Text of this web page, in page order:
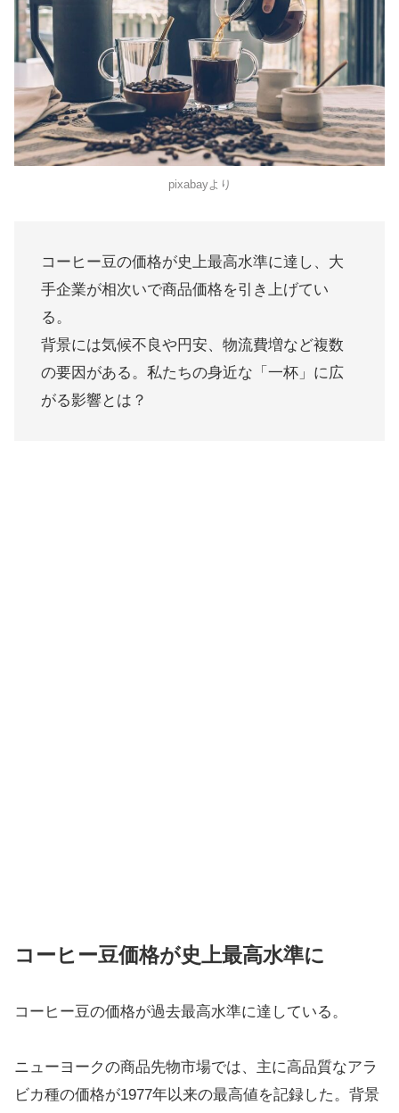
pixabayより
コーヒー豆の価格が史上最高水準に達し、大
手企業が相次いで商品価格を引き上げてい
る。
背景には気候不良や円安、物流費増など複数
の要因がある。私たちの身近な「一杯」に広
がる影響とは？
コーヒー豆価格が史上最高水準に
コーヒー豆の価格が過去最高水準に達している。
ニューヨークの商品先物市場では、主に高品質なアラ
ビカ種の価格が1977年以来の最高値を記録した。背景